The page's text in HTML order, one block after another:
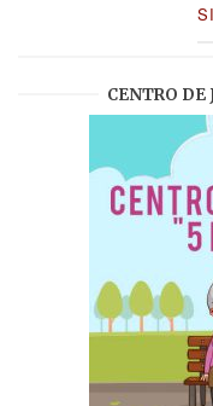
CENTRO